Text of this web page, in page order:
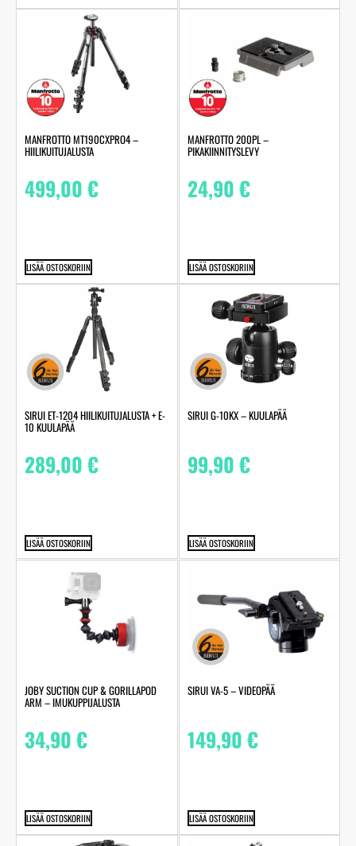
MANFROTTO MT190CXPRO4 –
HIILIKUITUJALUSTA
499,00€
LISÄÄ OSTOSKORIIN
MANFROTTO 200PL –
PIKAKIINNITYSLEVY
24,90€
LISÄÄ OSTOSKORIIN
SIRUI ET-1204 HIILIKUITUJALUSTA + E-
10 KUULAPÄÄ
289,00€
LISÄÄ OSTOSKORIIN
SIRUI G-10KX – KUULAPÄÄ
99,90€
LISÄÄ OSTOSKORIIN
JOBY SUCTION CUP & GORILLAPOD
ARM – IMUKUPPIJALUSTA
34,90€
LISÄÄ OSTOSKORIIN
SIRUI VA-5 – VIDEOPÄÄ
149,90€
LISÄÄ OSTOSKORIIN